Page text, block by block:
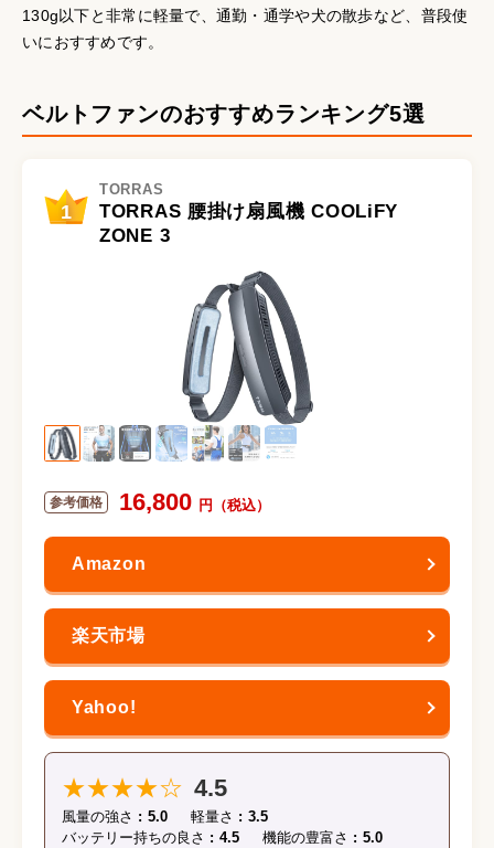
130g以下と非常に軽量で、通勤・通学や犬の散歩など、普段使
いにおすすめです。
ベルトファンのおすすめランキング5選
1
TORRAS
TORRAS 腰掛け扇風機 COOLiFY
ZONE 3
16,800
★★★★☆ 4.5
風量の強さ 5.0 軽量さ
3.5
バッテリー持ちの良さ
4.5 機能の豊富さ 5.0